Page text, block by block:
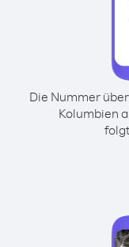
Die Nummer
Kolumbien